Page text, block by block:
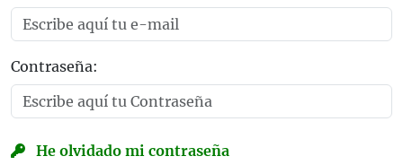
Contraseña:
He olvidado mi contraseña